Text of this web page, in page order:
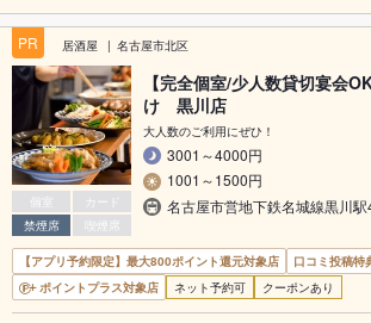
PR 居酒屋 名古屋市北区
個室
カード
禁煙席
喫煙席
【完全個室/少人数貸切宴会
け 黒川店
大人数のご利用にぜひ！
3001～4000円
1001～1500円
名古屋市営地下鉄名城線黒川
【アプリ予約限定】最大800ポイント還元対象店
口コミ投稿特
ポイントプラス対象店
ネット予約可 クーポンあり